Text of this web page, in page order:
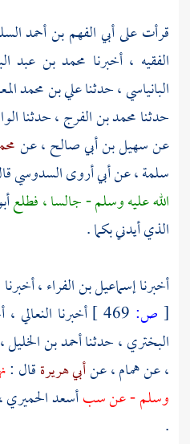
قرأتعلى أبي الفهم بن أحمد
الفقيه ، أخبرنا محمد بن عبد
البانياسي، حدثناعلي بن محمد
حدثنامحمد بن الفرج، حدثنا
عنسهيل بن أبي صالح، عن
سلمة، عنأبي أروى السدوسي
الله عليه وسلم - جالسا ، فطلع
الذي أيدني بكما .
أخبرناإسماعيل بن الفراء، أخبرنا
[ ص: أخبرنا النعالي ،
البختري، حدثناأحمد بن الخليل
، عنهمام، عنأبي هريرةقال :
وسلم - عن سبأسعد الحميري
.